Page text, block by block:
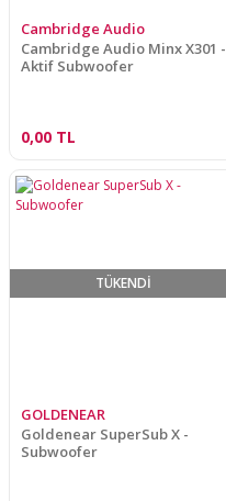
Cambridge Audio
Cambridge Audio Minx X301 -
Aktif Subwoofer
0,00 TL
TÜKENDİ
GOLDENEAR
Goldenear SuperSub X -
Subwoofer